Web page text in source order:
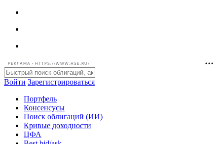
РЕКЛАМА • HTTPS://WWW.HSE.RU/
Войти Зарегистрироваться
Портфель
Консенсусы